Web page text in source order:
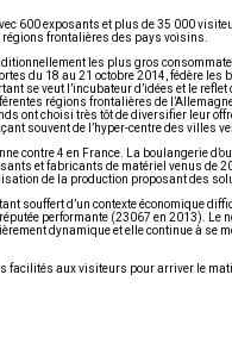
600 exposants et plus de 35 000
régions frontalières des pays voisins.
les plus gros
du 18 au 21 octobre 2014, fédère
se veut l’incubateur d’idées et le
régions frontalières de
ont choisi très tôt de diversifier leur
souvent de l’hyper-centre des villes
contre 4 en France. La boulangerie
et fabricants de matériel venus de
de la production proposant des
souffert d’un contexte économique
performante (23067 en 2013).
dynamique et elle continue à se
facilités aux visiteurs pour arriver le